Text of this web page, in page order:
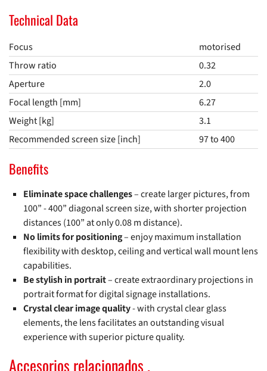
Technical Data
Focus
motorised
Throw ratio
0.32
Aperture
2.0
Focal length [mm]
6.27
Weight [kg]
3.1
Recommended screen size [inch]
97 to 400
Benefits
Eliminate space challenges– create larger pictures, from
100” - 400” diagonal screen size, with shorter projection
distances (100” at only 0.08 m distance).
No limits for positioning– enjoy maximum installation
flexibility with desktop, ceiling and vertical wall mount lens
capabilities.
Be stylish in portrait– create extraordinary projections in
portrait format for digital signage installations.
Crystal clear image quality- with crystal clear glass
elements, the lens facilitates an outstanding visual
experience with superior picture quality.
Accesorios relacionados .